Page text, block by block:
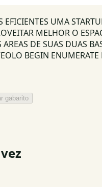
UMA
MELHOR O
DE SUAS DUAS
BEGIN
gabarito